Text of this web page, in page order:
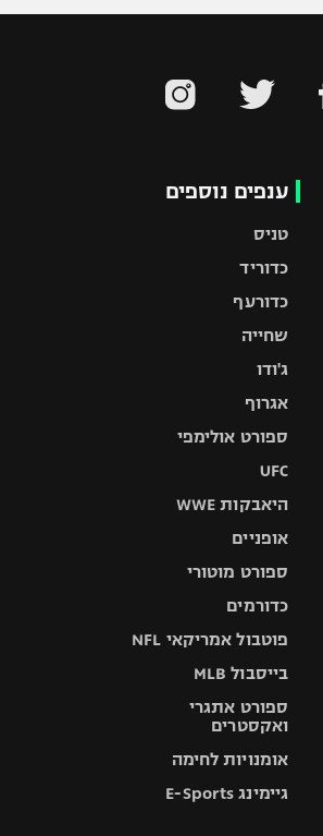
ענפים נוספים
טניס
כדוריד
כדורעף
שחייה
ג'ודו
אגרוף
ספורט אולימפי
UFC
היאבקות WWE
אופניים
ספורט מוטורי
כדורמים
פוטבול אמריקאי NFL
בייסבול MLB
ספורט אתגרי
ואקסטרים
אומנויות לחימה
גיימינג E-Sports